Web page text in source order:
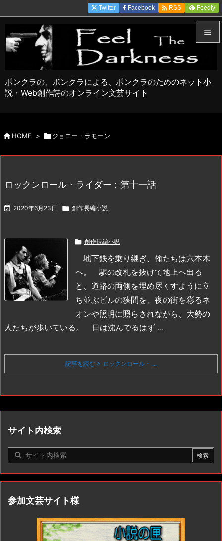
ボンクラの、ボンクラによる、ボンクラのためのネット小
説・Web創作詩のオンライン文芸サイト



Twitter Facebook  RSS Feedly
HOME > ジョニー・ラモーン
ロックンロール・ライダー：第十一話
 2020年6月23日  創作長編小説
 創作長編小説
地下鉄を乗り継ぎ、俺たちは六本木
へ。
駅の改札を抜けて地上へ出る
と、道路の両側を埋め尽くすように立
ち並ぶビルの狭間を、夜の街を彩るネ
オンや照明に照らされながら、大勢の
人たちが歩いている。
日は沈んでるはず ...
記事を読む ロックンロール・ ...
サイト内検索
参加文芸サイト様